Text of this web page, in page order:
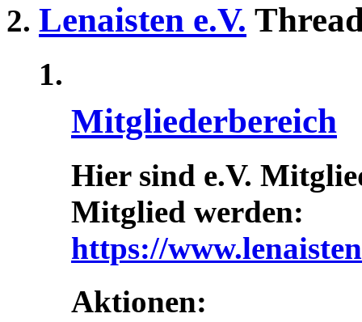
Lenaisten e.V.
Mitgliederbereich
Hier sind e.V.
Mitglied werden:
https://
Aktionen: